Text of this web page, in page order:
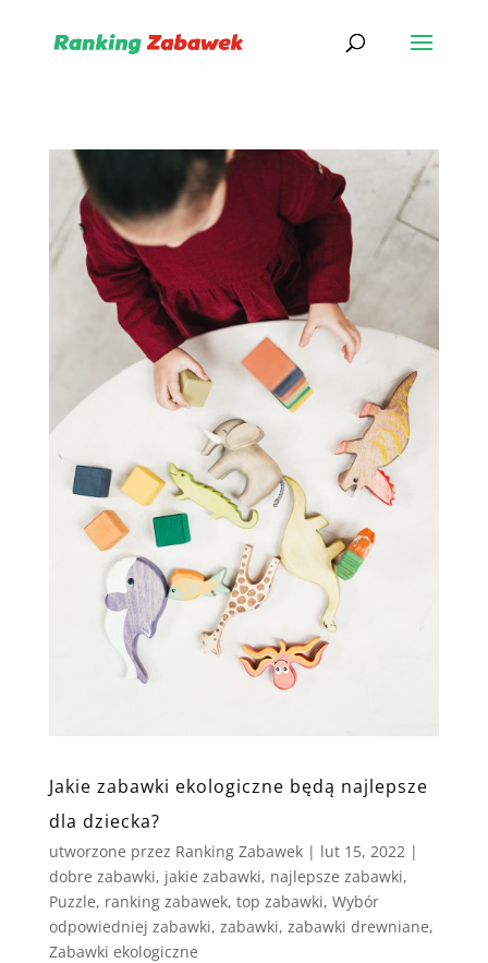
Jakie zabawki ekologiczne będą najlepsze
dla dziecka?
utworzone przez Ranking Zabawek| lut 15, 2022 |
dobre zabawki, jakie zabawki, najlepsze zabawki,
Puzzle, ranking zabawek, top zabawki, Wybór
odpowiedniej zabawki, zabawki, zabawki drewniane,
Zabawki ekologiczne